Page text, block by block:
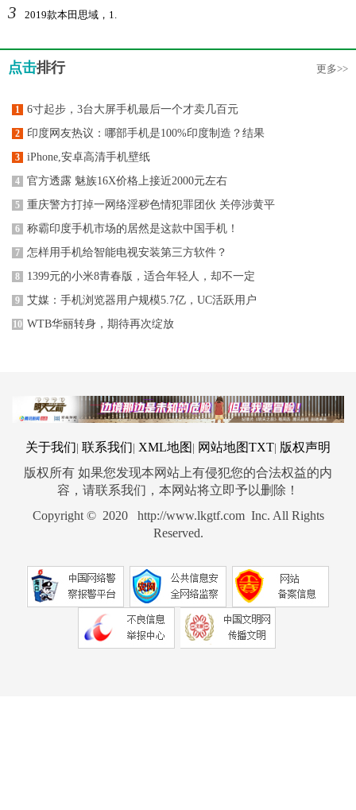
3 2019款本田思域，1.
点击排行 更多>>
1 6寸起步，3台大屏手机最后一个才卖几百元
2 印度网友热议：哪部手机是100%印度制造？结果
3 iPhone,安卓高清手机壁纸
4 官方透露 魅族16X价格上接近2000元左右
5 重庆警方打掉一网络淫秽色情犯罪团伙 关停涉黄平
6 称霸印度手机市场的居然是这款中国手机！
7 怎样用手机给智能电视安装第三方软件？
8 1399元的小米8青春版，适合年轻人，却不一定
9 艾媒：手机浏览器用户规模5.7亿，UC活跃用户
10 WTB华丽转身，期待再次绽放
关于我们 联系我们 XML地图 网站地图TXT 版权声明
版权所有 如果您发现本网站上有侵犯您的合法权益的内
容，请联系我们，本网站将立即予以删除！
Copyright © 2020 http://www.lkgtf.com Inc. All Rights
Reserved.